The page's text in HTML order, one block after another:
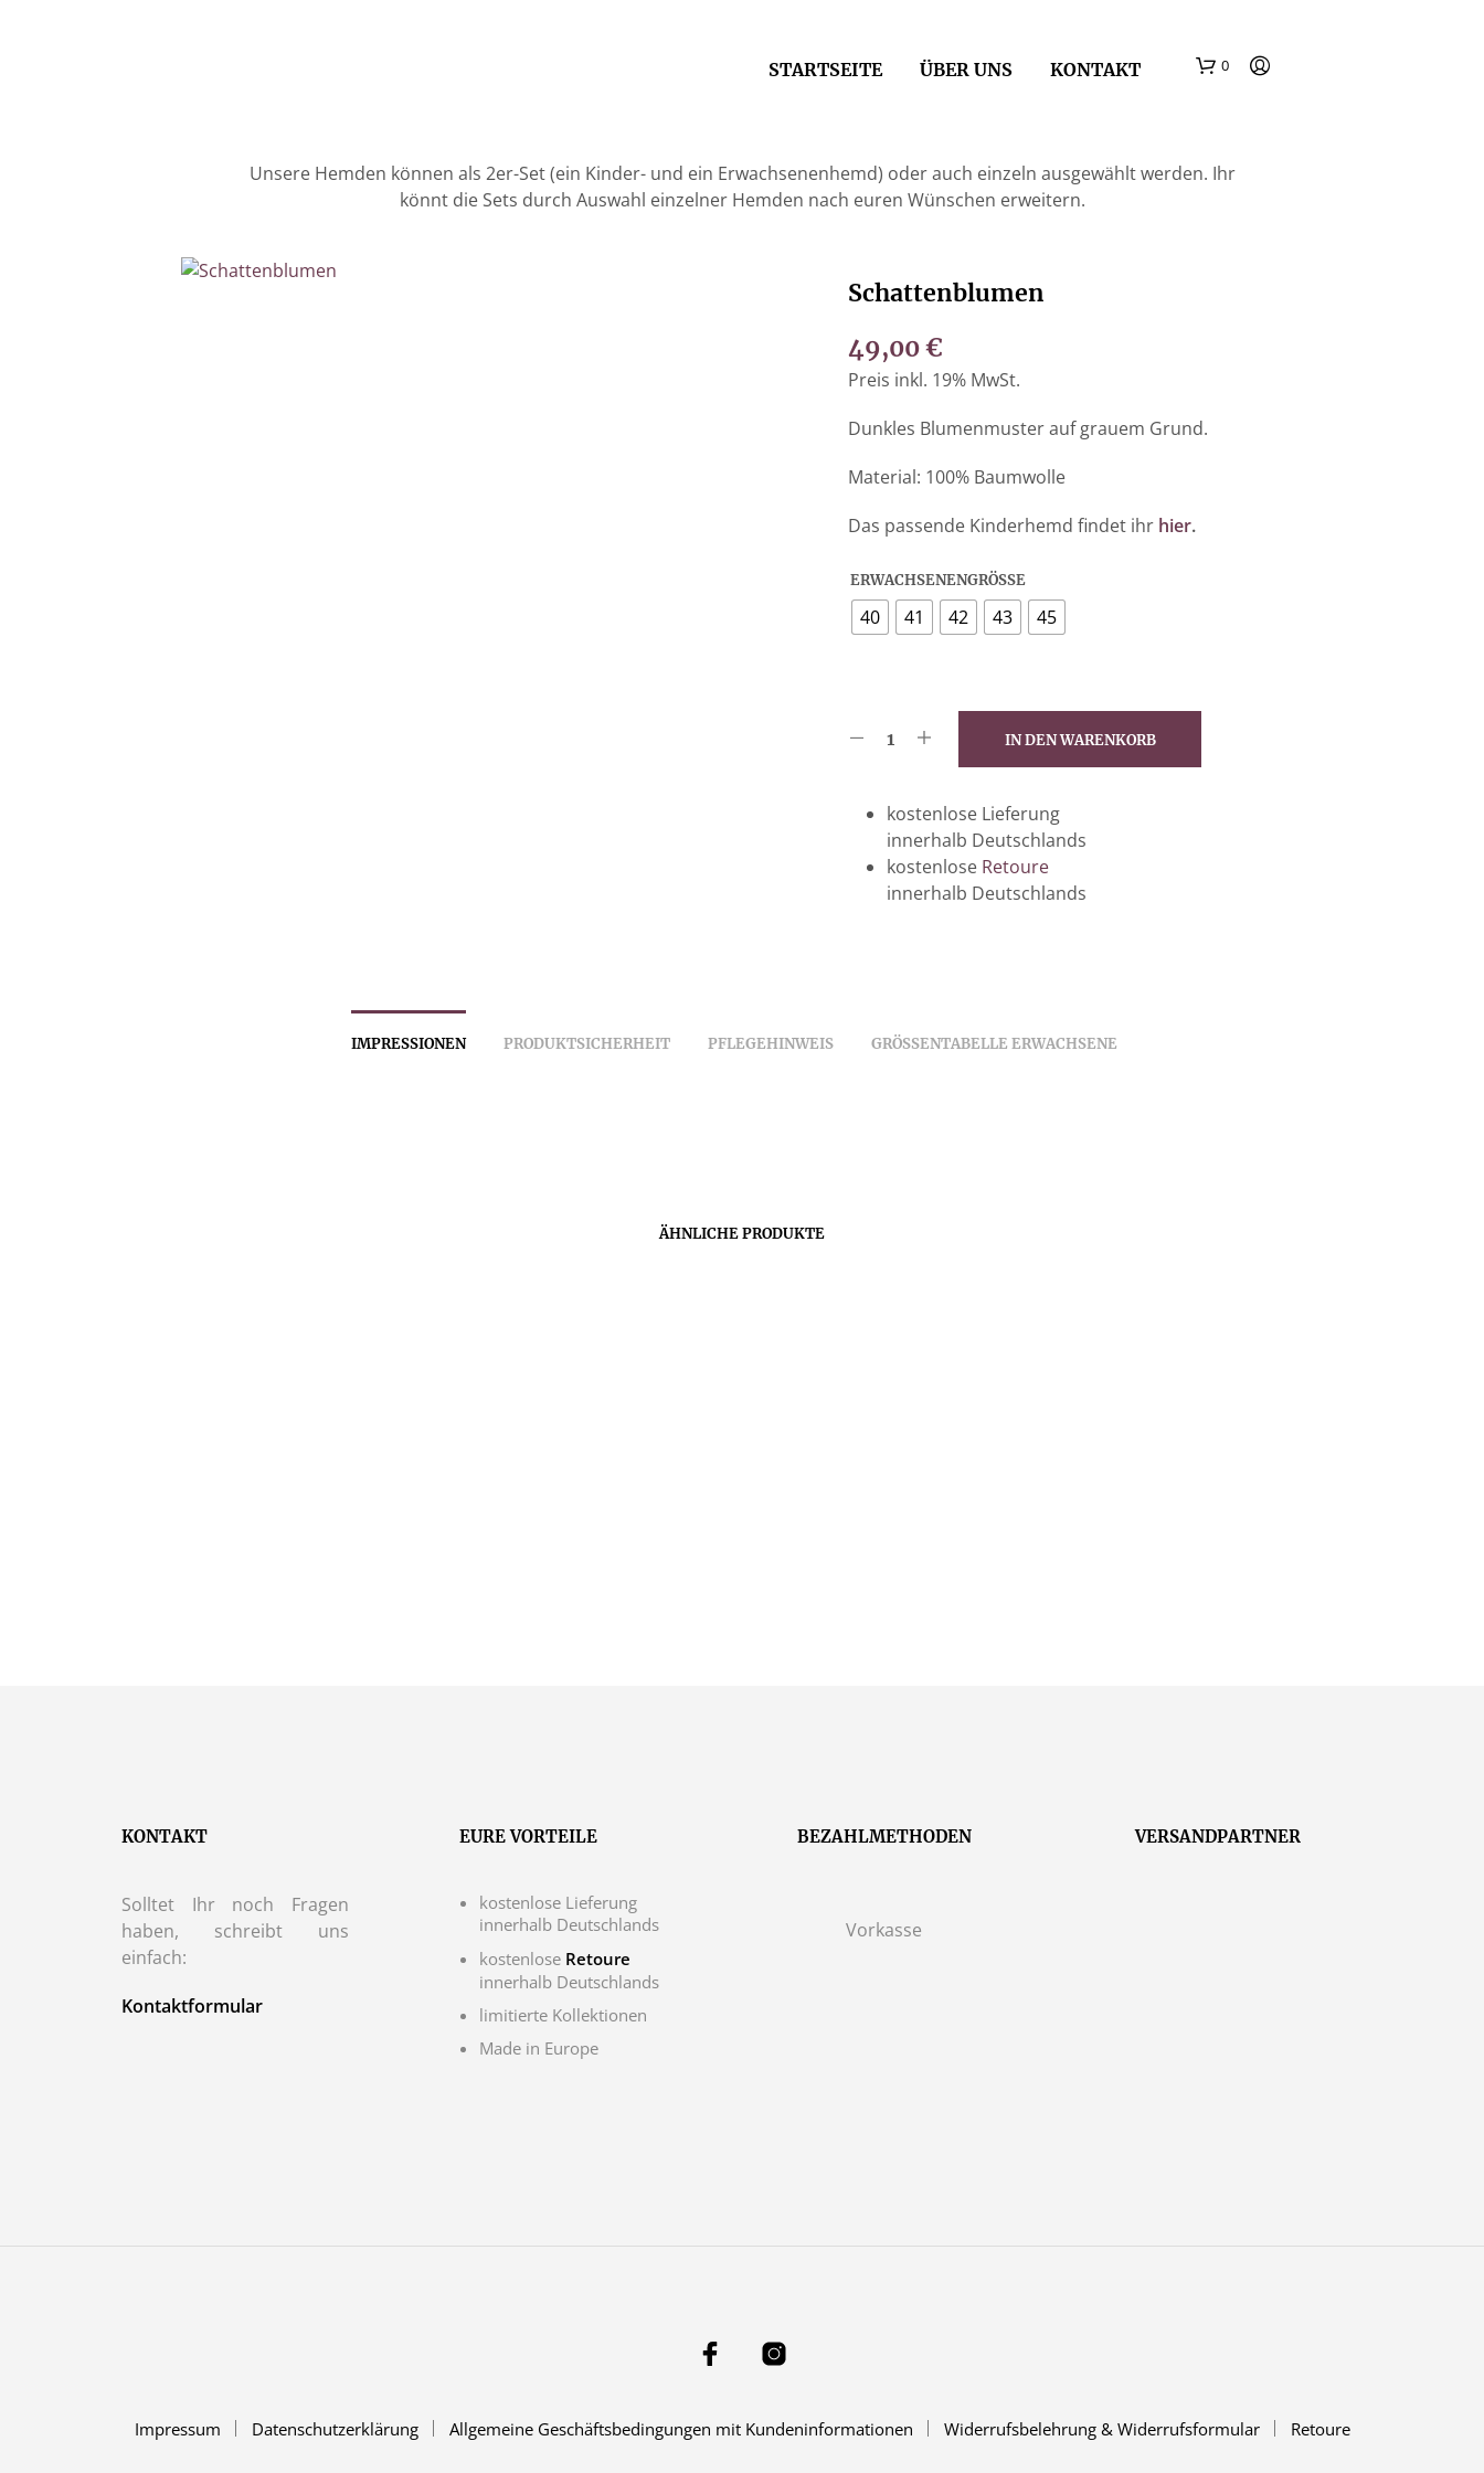
STARTSEITE ÜBER UNS KONTAKT 0
Unsere Hemden können als 2er-Set (ein Kinder- und ein Erwachsenenhemd) oder auch einzeln ausgewählt werden. Ihr
könnt die Sets durch Auswahl einzelner Hemden nach euren Wünschen erweitern.
Schattenblumen
49,00€
Preis inkl. 19% MwSt.
Dunkles Blumenmuster auf grauem Grund.
Material: 100% Baumwolle
Das passende Kinderhemd findet ihr hier.
ERWACHSENENGRÖSSE
40 41 42 43 45
IN DEN WARENKORB
kostenlose Lieferung
innerhalb Deutschlands
kostenlose Retoure
innerhalb Deutschlands
IMPRESSIONEN PRODUKTSICHERHEIT PFLEGEHINWEIS GRÖSSENTABELLE ERWACHSENE
ÄHNLICHE PRODUKTE
KONTAKT
Solltet Ihr noch Fragen
haben, schreibt uns
einfach:
Kontaktformular
EURE VORTEILE
kostenlose Lieferung
innerhalb Deutschlands
kostenlose Retoure
innerhalb Deutschlands
limitierte Kollektionen
Made in Europe
BEZAHLMETHODEN
Vorkasse
VERSANDPARTNER
Impressum Datenschutzerklärung Allgemeine Geschäftsbedingungen mit Kundeninformationen Widerrufsbelehrung & Widerrufsformular Retoure